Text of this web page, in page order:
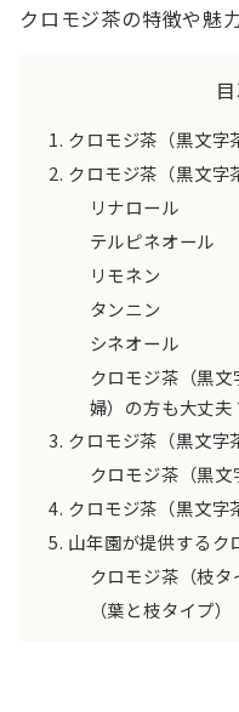
クロモジ茶の特徴や魅
クロモジ茶（黒文字
クロモジ茶（黒文字
リナロール
テルピネオール
リモネン
タンニン
シネオール
クロモジ茶（黒
婦）の方も大丈夫
クロモジ茶（黒文字
クロモジ茶（黒
クロモジ茶（黒文字
山年園が提供するク
クロモジ茶（枝タ
（葉と枝タイプ）